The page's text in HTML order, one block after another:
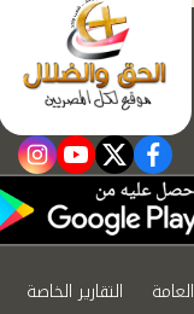
facebook
twitter
youtube
التقارير الخاصة